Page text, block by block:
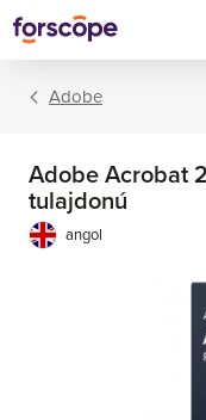
Adobe
Adobe Acrobat
tulajdonú
angol